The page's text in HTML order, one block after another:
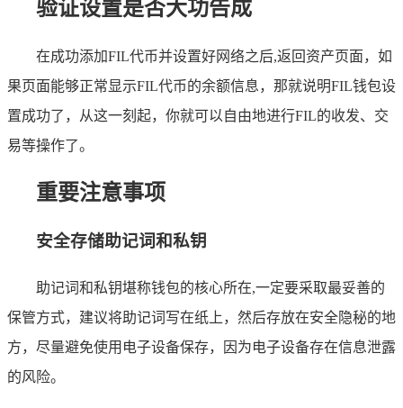
验证设置是否大功告成
在成功添加FIL代币并设置好网络之后,返回资产页面，如
果页面能够正常显示FIL代币的余额信息，那就说明FIL钱包设
置成功了，从这一刻起，你就可以自由地进行FIL的收发、交
易等操作了。
重要注意事项
安全存储助记词和私钥
助记词和私钥堪称钱包的核心所在,一定要采取最妥善的
保管方式，建议将助记词写在纸上，然后存放在安全隐秘的地
方，尽量避免使用电子设备保存，因为电子设备存在信息泄露
的风险。